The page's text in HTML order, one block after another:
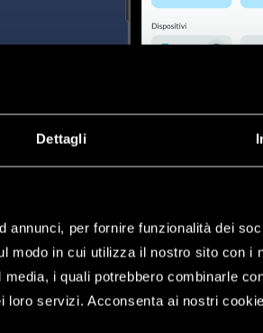
Dettagli
per fornire funzionalità dei
modo in cui utilizza il nostro sito con i
i quali potrebbero combinarle
loro servizi. Acconsenta ai nostri